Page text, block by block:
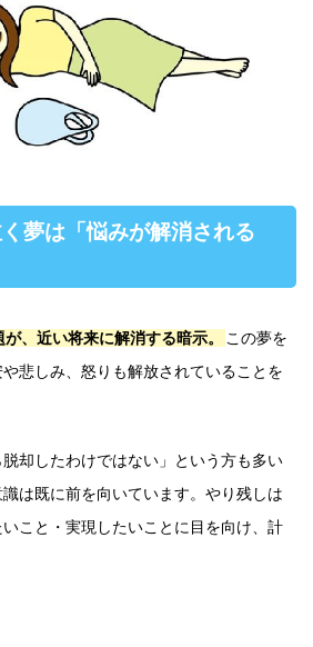
夢は「悩みが解消される
、近い将来に解消する暗示。
この夢を
悲しみ、怒りも解放されていることを
脱却したわけではない」という方も多い
は既に前を向いています。やり残しは
こと・実現したいことに目を向け、計